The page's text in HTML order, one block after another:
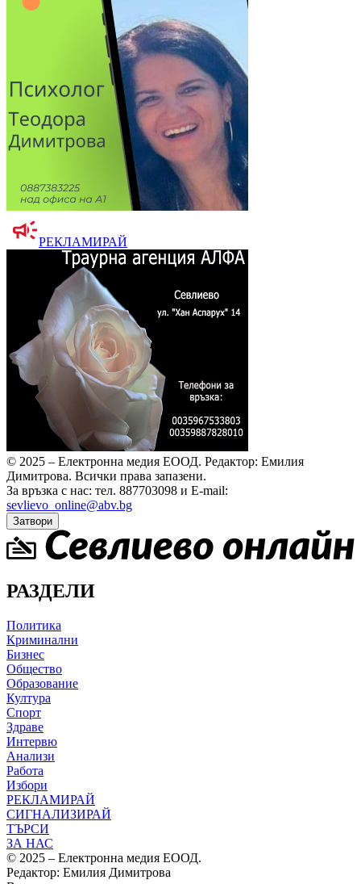
РЕКЛАМИРАЙ
© 2025 – Електронна медия ЕООД. Редактор: Емилия
Димитрова. Всички права запазени.
За връзка с нас: тел. 887703098 и E-mail:
sevlievo_online@abv.bg
Затвори
РАЗДЕЛИ
Политика
Криминални
Бизнес
Общество
Образование
Култура
Спорт
Здраве
Интервю
Анализи
Работа
Избори
РЕКЛАМИРАЙ
СИГНАЛИЗИРАЙ
ТЪРСИ
ЗА НАС
© 2025 – Електронна медия ЕООД.
Редактор: Емилия Димитрова